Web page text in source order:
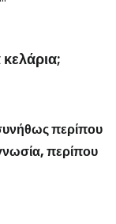
περίπου
περίπου